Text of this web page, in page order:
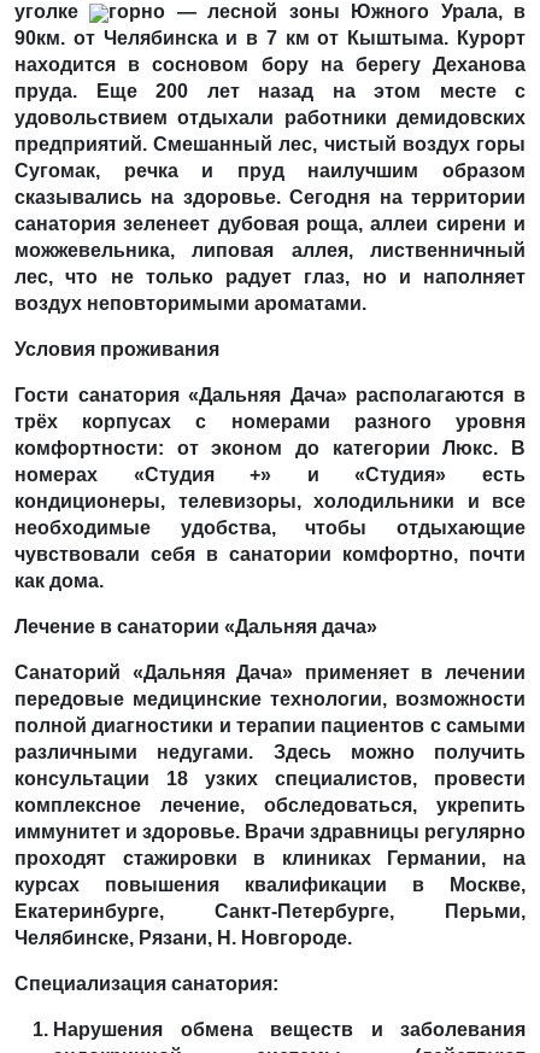
уголке
горно — лесной зоны Южного Урала, в
90км. от Челябинска и в 7 км от Кыштыма. Курорт
находится в сосновом бору на берегу Деханова
пруда. Еще 200 лет назад на этом месте с
удовольствием отдыхали работники демидовских
предприятий. Смешанный лес, чистый воздух горы
Сугомак, речка и пруд наилучшим образом
сказывались на здоровье. Сегодня на территории
санатория зеленеет дубовая роща, аллеи сирени и
можжевельника, липовая аллея, лиственничный
лес, что не только радует глаз, но и наполняет
воздух неповторимыми ароматами.
Условия проживания
Гости санатория «Дальняя Дача» располагаются в
трёх корпусах с номерами разного уровня
комфортности: от эконом до категории Люкс. В
номерах «Студия +» и «Студия» есть
кондиционеры, телевизоры, холодильники и все
необходимые удобства, чтобы отдыхающие
чувствовали себя в санатории комфортно, почти
как дома.
Лечение в санатории «Дальняя дача»
Санаторий «Дальняя Дача» применяет в лечении
передовые медицинские технологии, возможности
полной диагностики и терапии пациентов с самыми
различными недугами. Здесь можно получить
консультации 18 узких специалистов, провести
комплексное лечение, обследоваться, укрепить
иммунитет и здоровье. Врачи здравницы регулярно
проходят стажировки в клиниках Германии, на
курсах повышения квалификации в Москве,
Екатеринбурге, Санкт-Петербурге, Перьми,
Челябинске, Рязани, Н. Новгороде.
Специализация санатория:
Нарушения обмена веществ и заболевания